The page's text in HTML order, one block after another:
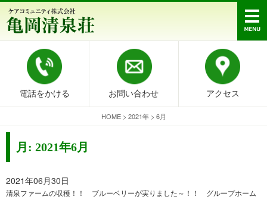
電話をかける お問い合わせ アクセス
HOME> 2021年> 6月
月: 2021年6月
2021年06月30日
清泉ファームの収穫！！ ブルーベリーが実りました～！！ グループホーム